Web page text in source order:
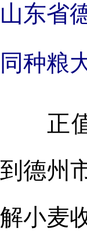
山东省
同种粮
正值
到德州
解小麦